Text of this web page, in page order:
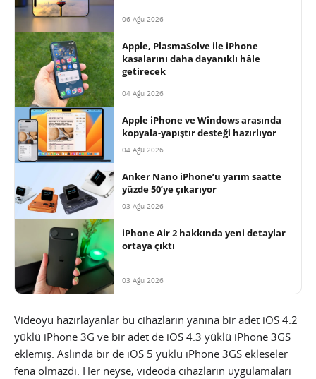
06 Ağu 2026
Apple, PlasmaSolve ile iPhone
kasalarını daha dayanıklı hâle
getirecek
04 Ağu 2026
Apple iPhone ve Windows arasında
kopyala-yapıştır desteği hazırlıyor
04 Ağu 2026
Anker Nano iPhone’u yarım saatte
yüzde 50’ye çıkarıyor
03 Ağu 2026
iPhone Air 2 hakkında yeni detaylar
ortaya çıktı
03 Ağu 2026
Videoyu hazırlayanlar bu cihazların yanına bir adet iOS 4.2
yüklü iPhone 3G ve bir adet de iOS 4.3 yüklü iPhone 3GS
eklemiş. Aslında bir de iOS 5 yüklü iPhone 3GS ekleseler
fena olmazdı. Her neyse, videoda cihazların uygulamaları